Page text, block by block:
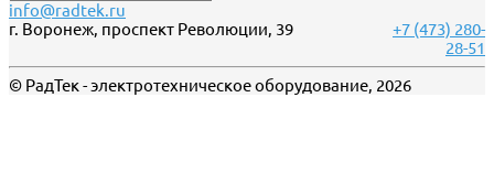
info@radtek.ru
г. Воронеж, проспект Революции, 39
+7 (473) 280-
28-51
© РадТек - электротехническое оборудование, 2026